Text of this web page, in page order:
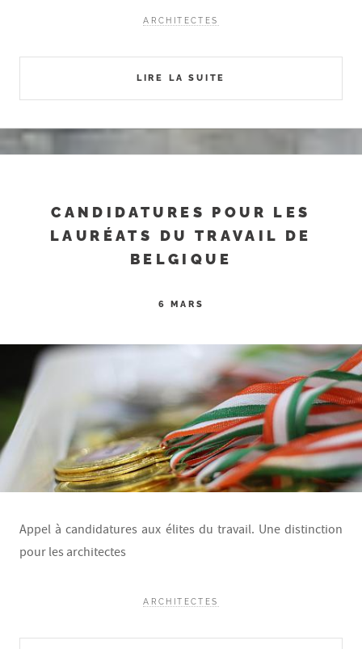
LIRE LA SUITE
ARCHITECTES
CANDIDATURES POUR LES
LAURÉATS DU TRAVAIL DE
BELGIQUE
6 MARS
Appel à candidatures aux élites du travail. Une distinction
pour les architectes
ARCHITECTES